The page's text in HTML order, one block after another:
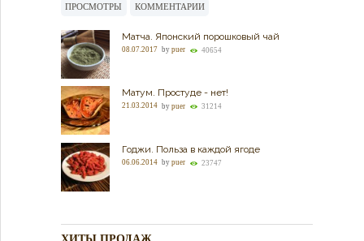
ПРОСМОТРЫ КОММЕНТАРИИ
Матча. Японский порошковый чай
08.07.2017 by puer 40654
Матум. Простуде - нет!
21.03.2014 by puer 31214
Годжи. Польза в каждой ягоде
06.06.2014 by puer 23747